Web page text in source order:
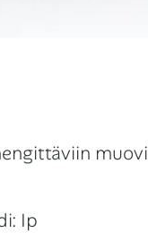
Ip